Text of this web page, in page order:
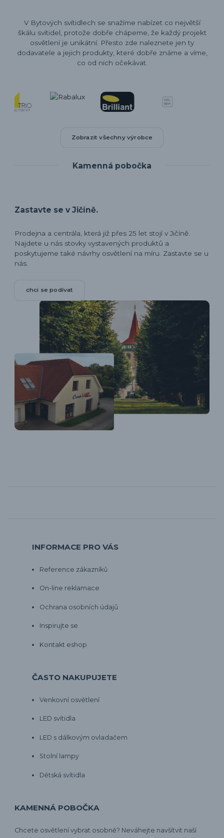
V Bytových svítidlech se snažíme nabízet co největší
škálu svítidel, protože dobře chápeme, že každý projekt
osvětlení je unikátní. Přesto zde naleznete jen ty
dodavatele a jejich produkty, které dobře známe a víme,
co od nich očekávat.
Zobrazit všechny výrobce
Kamenná pobočka
Zastavte se v Jičíně.
Prodejna a centrála, která již přes 25 let stojí v Jičíně.
Najdete u nás stovky vystavených produktů a
poskytujeme také návrhy osvětlení na míru. Zastavte se u
nás.
chci se podívat
INFORMACE PRO VÁS
Reference zákazníků
On-line reklamace
Ochrana osobních údajů
Inspirujte se
Kontakt eshop
ČASTO NAKUPUJETE
Venkovní osvětlení
LED svítidla
LED s dálkovým ovladačem
Stolní lampy
Dětská svítidla
KAMENNÁ POBOČKA
Chcete osvětlení vybrat osobně? Neváhejte navšítvit naší